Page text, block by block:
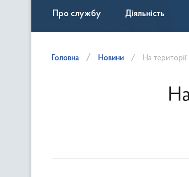
Про службу Діяльність
Головна Новини На